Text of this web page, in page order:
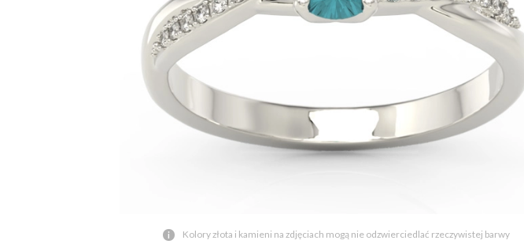
Kolory złota i kamieni na zdjęciach mogą nie odzwierciedlać rzeczywistej barwy